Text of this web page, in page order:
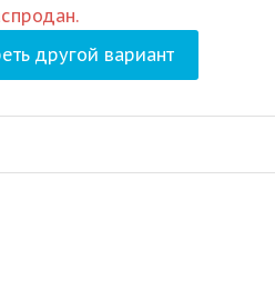
другой вариант